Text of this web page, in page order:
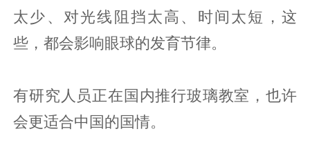
太少、对光线阻挡太高、时间太短，这
些，都会影响眼球的发育节律。
有研究人员正在国内推行玻璃教室，也许
会更适合中国的国情。